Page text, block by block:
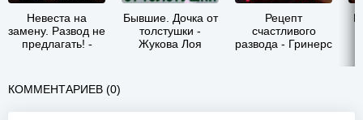
Невеста на
замену. Развод не
предлагать! -
Бывшие. Дочка от
толстушки -
Жукова Лоя
Рецепт
счастливого
развода - Гринерс
КОММЕНТАРИЕВ (0)